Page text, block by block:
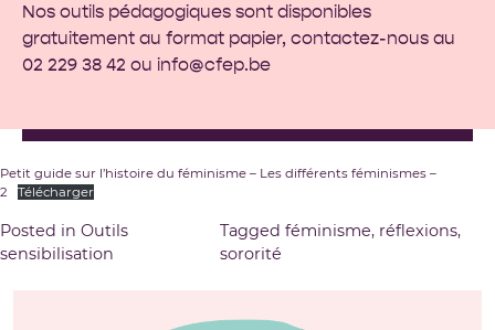
Nos outils pédagogiques sont disponibles
gratuitement au format papier, contactez-nous au
02 229 38 42 ou info@cfep.be
Petit guide sur l’histoire du féminisme – Les différents féminismes –
2
Télécharger
Posted in Outils
sensibilisation
Taggedféminisme, réflexions,
sororité